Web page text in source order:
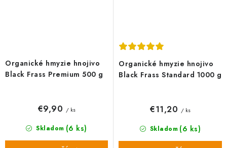
Organické hmyzie hnojivo
Black Frass Premium 500 g
Skladom (6 ks)
€9,90 / ks
Organické hmyzie hnojivo
Black Frass Standard 1000 g
Skladom (6 ks)
€11,20 / ks